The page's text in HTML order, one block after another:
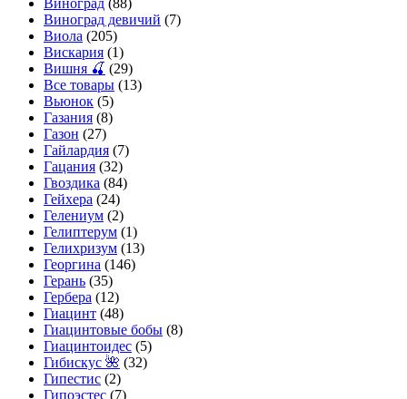
Виноград (88)
Виноград девичий (7)
Виола (205)
Вискария (1)
Вишня 🍒 (29)
Все товары (13)
Вьюнок (5)
Газания (8)
Газон (27)
Гайлардия (7)
Гацания (32)
Гвоздика (84)
Гейхера (24)
Гелениум (2)
Гелиптерум (1)
Гелихризум (13)
Георгина (146)
Герань (35)
Гербера (12)
Гиацинт (48)
Гиацинтовые бобы (8)
Гиацинтоидес (5)
Гибискус 🌺 (32)
Гипестис (2)
Гипоэстес (7)